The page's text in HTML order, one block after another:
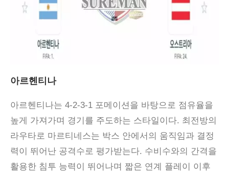
아르헨티나
아르헨티나는 4-2-3-1 포메이션을 바탕으로 점유율을
높게 가져가며 경기를 주도하는 스타일이다. 최전방의
라우타로 마르티네스는 박스 안에서의 움직임과 결정
력이 뛰어난 공격수로 평가받는다. 수비수와의 간격을
활용한 침투 능력이 뛰어나며 짧은 연계 플레이 이후